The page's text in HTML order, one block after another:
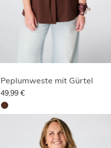
Peplumweste mit Gürtel
49,99 €